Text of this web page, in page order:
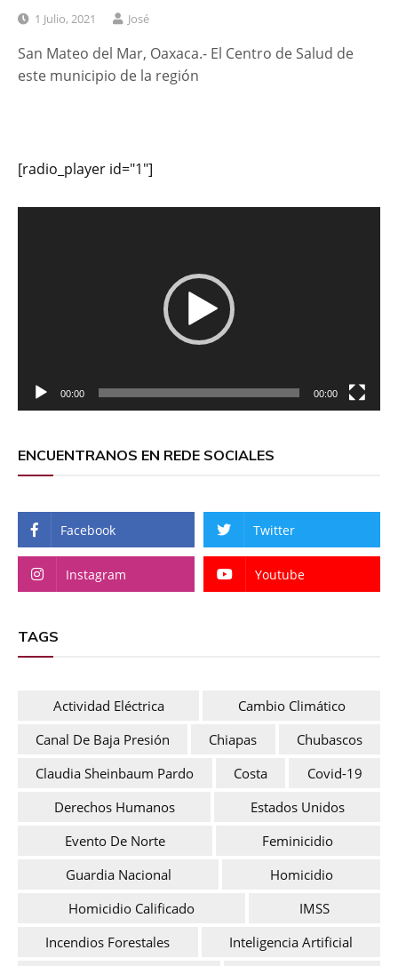
1 Julio, 2021 José
San Mateo del Mar, Oaxaca.- El Centro de Salud de
este municipio de la región
[radio_player id="1"]
00:00 00:00
ENCUENTRANOS EN REDE SOCIALES
Facebook Twitter
Instagram Youtube
TAGS
Actividad Eléctrica
Cambio Climático
Canal De Baja Presión
Chiapas
Chubascos
Claudia Sheinbaum Pardo
Costa
Covid-19
Derechos Humanos
Estados Unidos
Evento De Norte
Feminicidio
Guardia Nacional
Homicidio
Homicidio Calificado
IMSS
Incendios Forestales
Inteligencia Artificial